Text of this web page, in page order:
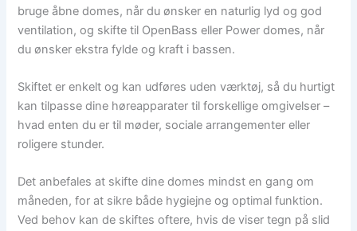
bruge åbne domes, når du ønsker en naturlig lyd og god
ventilation, og skifte til OpenBass eller Power domes, når
du ønsker ekstra fylde og kraft i bassen.
Skiftet er enkelt og kan udføres uden værktøj, så du hurtigt
kan tilpasse dine høreapparater til forskellige omgivelser –
hvad enten du er til møder, sociale arrangementer eller
roligere stunder.
Det anbefales at skifte dine domes mindst en gang om
måneden, for at sikre både hygiejne og optimal funktion.
Ved behov kan de skiftes oftere, hvis de viser tegn på slid